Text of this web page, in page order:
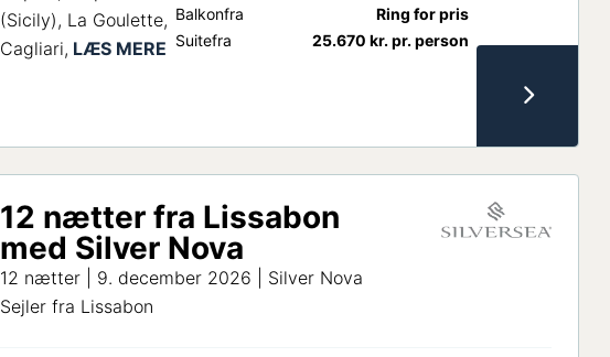
(Sicily), La Goulette,
Cagliari,
Balkonfra
Ring for pris
Suitefra 25.670 kr.pr. person
12 nætter fra Lissabon
med Silver Nova
12 nætter | 9. december 2026 | Silver Nova
Sejler fra Lissabon